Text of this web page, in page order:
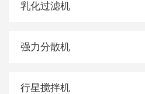
乳化过滤机
强力分散机
行星搅拌机